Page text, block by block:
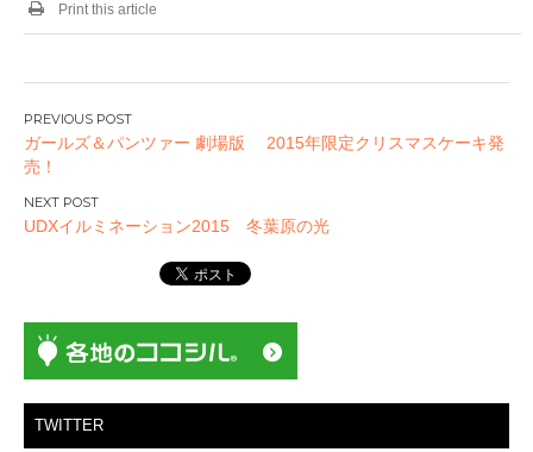
Print this article
投
稿
ナ
ビ
ョ
ン
ガールズ＆パンツァー 劇場版 2015年限定クリスマスケーキ発
売！
UDXイルミネーション2015 冬葉原の光
TWITTER